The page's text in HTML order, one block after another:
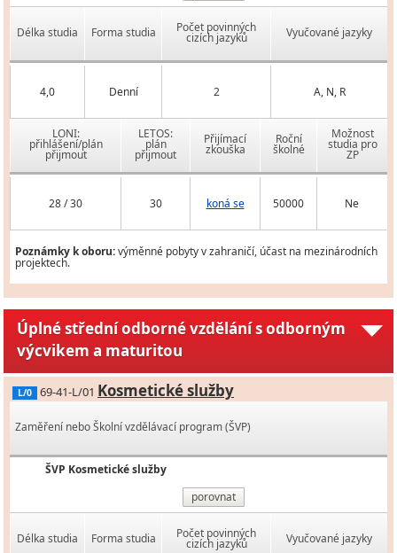
Délka studia Forma studia Počet povinných
cizích jazyků Vyučované jazyky
4,0 Denní 2 A, N, R
LONI:
přihlášení/plán
přijmout
LETOS:
plán
přijmout
Přijímací
zkouška
Roční
školné
Možnost
studia pro
ZP
28 / 30 30 koná se 50000 Ne
Poznámky k oboru:výměnné pobyty v zahraničí, účast na mezinárodních
projektech.
Úplné střední odborné vzdělání s odborným
výcvikem a maturitou
L/0 69-41-L/01 Kosmetické služby
Zaměření nebo Školní vzdělávací program (ŠVP)
ŠVP Kosmetické služby
porovnat
Délka studia Forma studia Počet povinných
cizích jazyků Vyučované jazyky